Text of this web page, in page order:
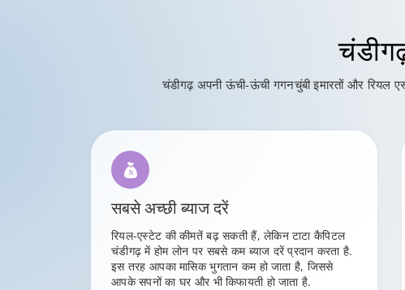
चंडीगढ़ अपनी ऊंची-ऊंची गगनचुंबी इमारतों और रियल
सबसे अच्छी ब्याज दरें
रियल-एस्टेट की कीमतें बढ़ सकती हैं, लेकिन टाटा कैपिटल
चंडीगढ़ में होम लोन पर सबसे कम ब्याज दरें प्रदान करता है.
इस तरह आपका मासिक भुगतान कम हो जाता है, जिससे
आपके सपनों का घर और भी किफायती हो जाता है.